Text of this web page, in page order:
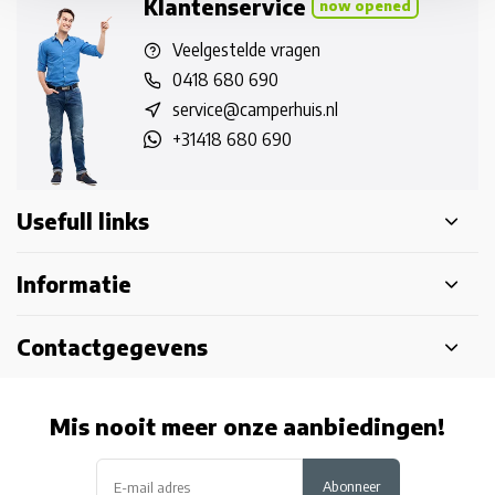
Klantenservice now opened
Veelgestelde vragen
0418 680 690
service@camperhuis.nl
+31418 680 690
Usefull links
Informatie
Contactgegevens
Mis nooit meer onze aanbiedingen!
Abonneer